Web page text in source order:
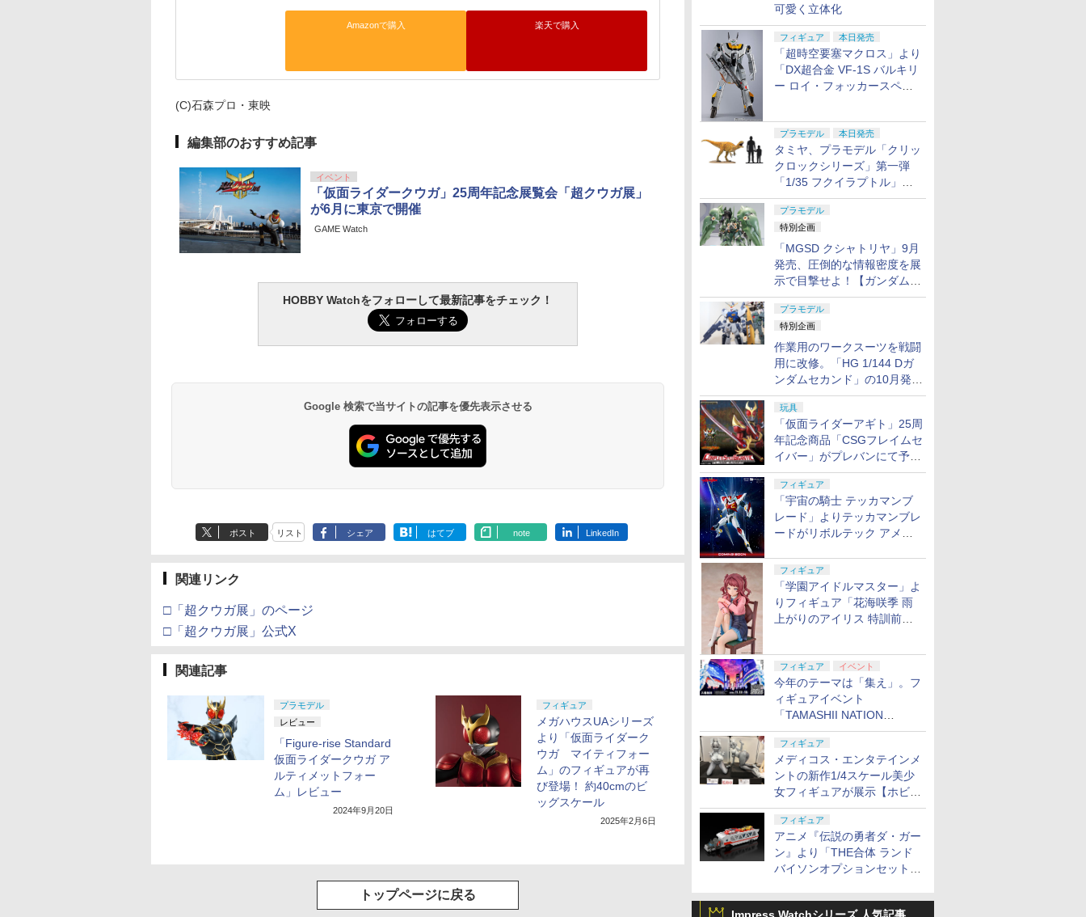
可愛く立体化
フィギュア 本日発売
「超時空要塞マクロス」より
「DX超合金 VF-1S バルキリ
ー ロイ・フォッカースペシ
プラモデル 本日発売
タミヤ、プラモデル「クリッ
クロックシリーズ」第一弾
「1/35 フクイラプトル」本
日発売！
プラモデル
特別企画
「MGSD クシャトリヤ」9月
発売、圧倒的な情報密度を展
示で目撃せよ！【ガンダムベ
ース撮り下ろし】
プラモデル
特別企画
作業用のワークスーツを戦闘
用に改修。「HG 1/144 Dガ
ンダムセカンド」の10月発送
分が予約受付中【ガンダムベ
ース撮り下ろし】
玩具
「仮面ライダーアギト」25周
年記念商品「CSGフレイムセ
イバー」がプレバンにて予約
開始
フィギュア
「宇宙の騎士 テッカマンブ
レード」よりテッカマンブレ
ードがリボルテック アメイ
定
フィギュア
「学園アイドルマスター」よ
りフィギュア「花海咲季 雨
上がりのアイリス 特訓前
フィギュア イベント
今年のテーマは「集え」。フ
ィギュアイベント
「TAMASHII NATION
2026」が11月13日より開催
決定
フィギュア
メディコス・エンタテインメ
ントの新作1/4スケール美少
女フィギュアが展示【ホビー
メーカー合同展示会】
フィギュア
アニメ『伝説の勇者ダ・ガー
ン』より「THE合体 ランド
バイソンオプションセット」
Amazonで購入 楽天で購入
(C)石森プロ・東映
編集部のおすすめ記事
イベント
「仮面ライダークウガ」25周年記念展覧会「超クウガ展」
が6月に東京で開催
GAME Watch
HOBBY Watchをフォローして最新記事をチェック！
Google 検索で当サイトの記事を優先表示させる
ポスト リスト シェア はてブ note LinkedIn
関連リンク
□「超クウガ展」のページ
□「超クウガ展」公式X
関連記事
プラモデル
レビュー
「Figure-rise Standard
仮面ライダークウガ ア
ルティメットフォー
ム」レビュー
2024年9月20日
フィギュア
メガハウスUAシリーズ
より「仮面ライダーク
ウガ マイティフォー
ム」のフィギュアが再
び登場！ 約40cmのビ
ッグスケール
2025年2月6日
トップページに戻る